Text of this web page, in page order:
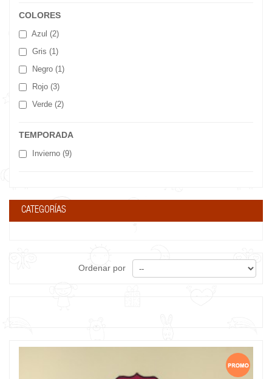
COLORES
Azul (2)
Gris (1)
Negro (1)
Rojo (3)
Verde (2)
TEMPORADA
Invierno (9)
CATEGORÍAS
Ordenar por